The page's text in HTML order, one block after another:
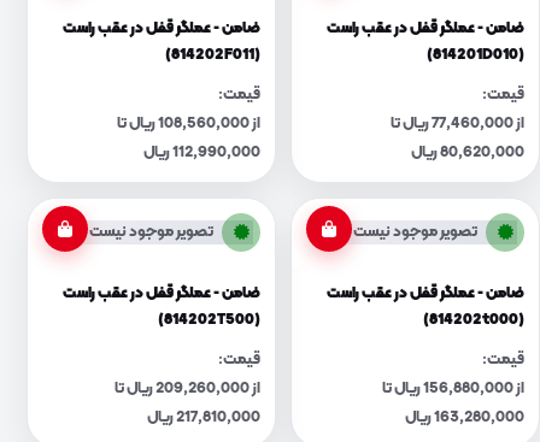
ضامن - عملگر قفل در عقب راست
(814201D010)
قیمت:
از 77,460,000 ریال تا
80,620,000 ریال
ضامن - عملگر قفل در عقب راست
(814202F011)
قیمت:
از 108,560,000 ریال تا
112,990,000 ریال
تصویر موجود نیست
ضامن - عملگر قفل در عقب راست
(814202t000)
قیمت:
از 156,880,000 ریال تا
163,280,000 ریال
تصویر موجود نیست
ضامن - عملگر قفل در عقب راست
(814202T500)
قیمت:
از 209,260,000 ریال تا
217,810,000 ریال